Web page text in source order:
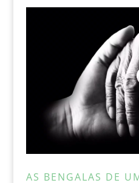
AS BENGALAS DE